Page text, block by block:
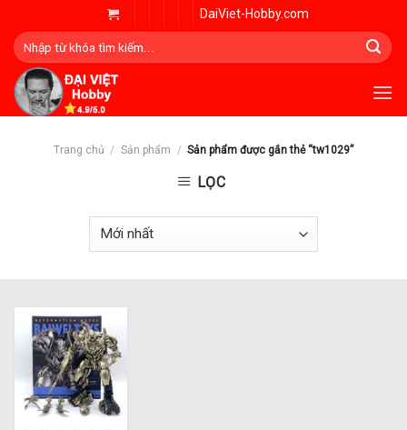
content
DaiViet-Hobby.com
Tìm
kiếm:
Trang chủ / Sản phẩm / Sản phẩm được gắn thẻ “tw1029”
LỌC